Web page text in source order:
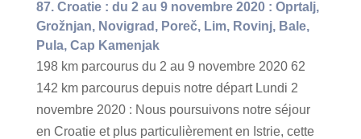
87. Croatie : du 2 au 9 novembre 2020 : Oprtalj,
Grožnjan, Novigrad, Poreč, Lim, Rovinj, Bale,
Pula, Cap Kamenjak
198 km parcourus du 2 au 9 novembre 2020 62
142 km parcourus depuis notre départ Lundi 2
novembre 2020 : Nous poursuivons notre séjour
en Croatie et plus particulièrement en Istrie, cette